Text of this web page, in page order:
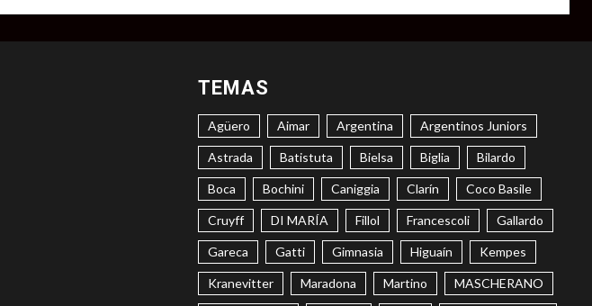
TEMAS
Agüero Aimar Argentina Argentinos Juniors
Astrada Batistuta Bielsa Biglia Bilardo
Boca Bochini Caniggia Clarín Coco Basile
Cruyff DI MARÍA Fillol Francescoli Gallardo
Gareca Gatti Gimnasia Higuaín Kempes
Kranevitter Maradona Martino MASCHERANO